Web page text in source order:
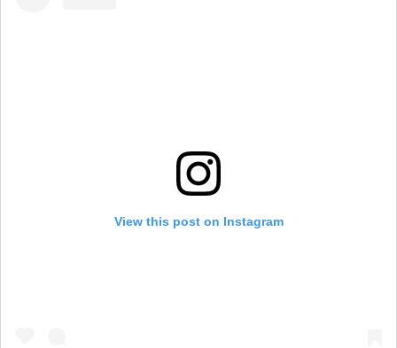
View this post on Instagram